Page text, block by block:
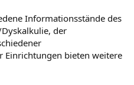
Informationsstände des
der
Einrichtungen bieten weitere